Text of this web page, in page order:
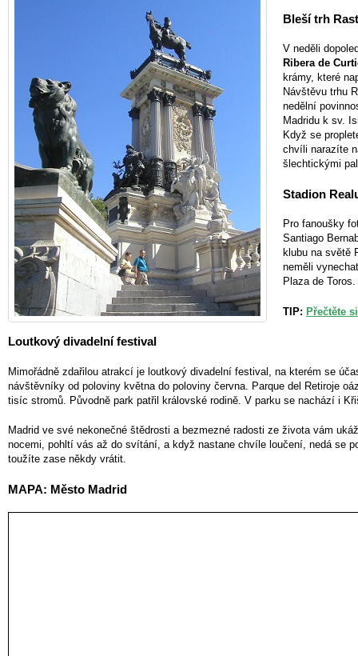
Bleší trh
V neděli
Ribera de
krámy, které
Návštěvu trhu
nedělní
Madridu k sv.
Když se
chvíli narazíte
šlechtickými
Stadion
Pro fanoušky
Santiago
klubu na světě
neměli
Plaza de Toros.
TIP: Přečtěte
Loutkový divadelní festival
Mimořádně zdařilou atrakcí je loutkový divadelní festival, na kterém se
návštěvníky od poloviny května do poloviny června. Parque del Retiroje
tisíc stromů. Původně park patřil královské rodině. V parku se nachází i
Madrid ve své nekonečné štědrosti a bezmezné radosti ze života vám
nocemi, pohltí vás až do svítání, a když nastane chvíle loučení, nedá se
toužíte zase někdy vrátit.
MAPA: Město Madrid